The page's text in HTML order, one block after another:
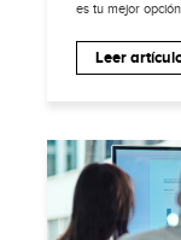
es tu mejor
Leer